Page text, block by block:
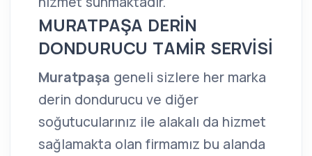
MURATPAŞA DERİN
DONDURUCU TAMİR SERVİSİ
Muratpaşa geneli sizlere her marka
derin dondurucu ve diğer
soğutucularınız ile alakalı da hizmet
sağlamakta olan firmamız bu alanda